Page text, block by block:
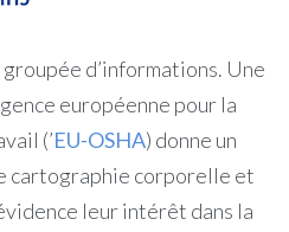
d’informations. Une
européenne pour la
(’EU-OSHA) donne un
cartographie corporelle et
leur intérêt dans la